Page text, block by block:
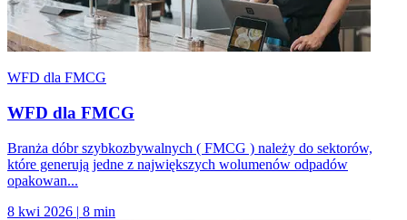
WFD dla FMCG
WFD dla FMCG
Branża dóbr szybkozbywalnych ( FMCG ) należy do sektorów,
które generują jedne z największych wolumenów odpadów
opakowan...
8 kwi 2026 | 8 min